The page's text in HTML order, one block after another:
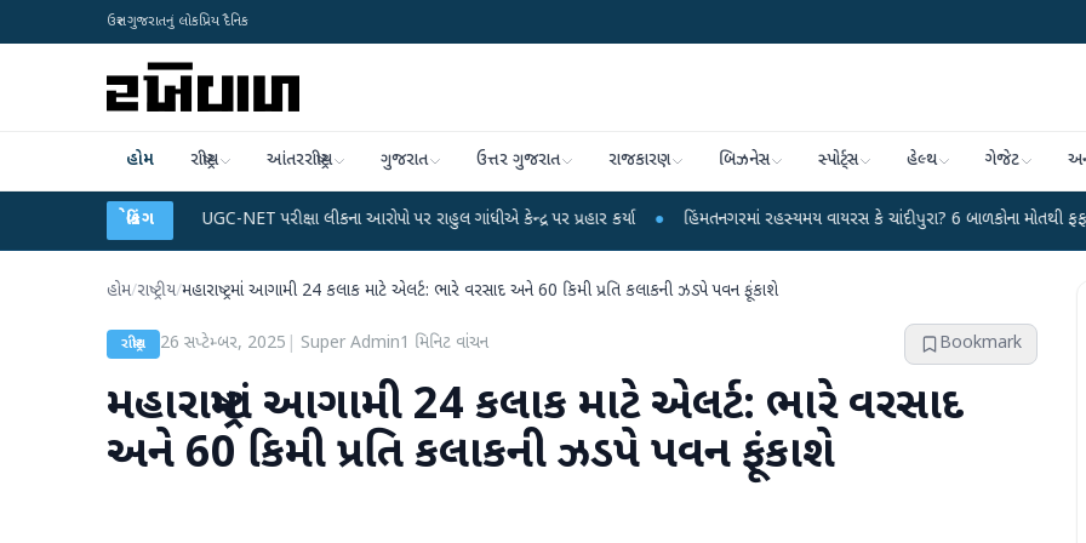
ઉત્તર ગુજરાતનું લોકપ્રિય દૈનિક
હોમ રાષ્ટ્રીય આંતરરાષ્ટ્રીય ગુજરાત ઉત્તર ગુજરાત રાજકારણ બિઝનેસ સ્પોર્ટ્સ હેલ્થ ગેજેટ
બ્રેકિંગ
UGC-NET પરીક્ષા લીકના આરોપો પર રાહુલ ગાંધીએ કેન્દ્ર પર પ્રહાર કર્યા ● હિંમતનગરમાં રહસ્યમય વાયરસ કે ચાંદીપુરા? 6 બાળકોના મોતથી ફફડાટ ●
હોમ/રાષ્ટ્રીય/મહારાષ્ટ્રમાં આગામી 24 કલાક માટે એલર્ટ: ભારે વરસાદ અને 60 કિમી પ્રતિ કલાકની ઝડપે પવન ફૂંકાશે
રાષ્ટ્રીય 26 સપ્ટેમ્બર, 2025 Super Admin1 મિનિટ વાંચન Bookmark
મહારાષ્ટ્રમાં આગામી 24 કલાક માટે એલર્ટ: ભારે વરસાદ
અને 60 કિમી પ્રતિ કલાકની ઝડપે પવન ફૂંકાશે